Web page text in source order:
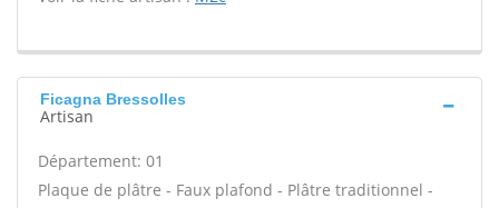
Ficagna Bressolles
Artisan
Département: 01
Plaque de plâtre - Faux plafond - Plâtre traditionnel -